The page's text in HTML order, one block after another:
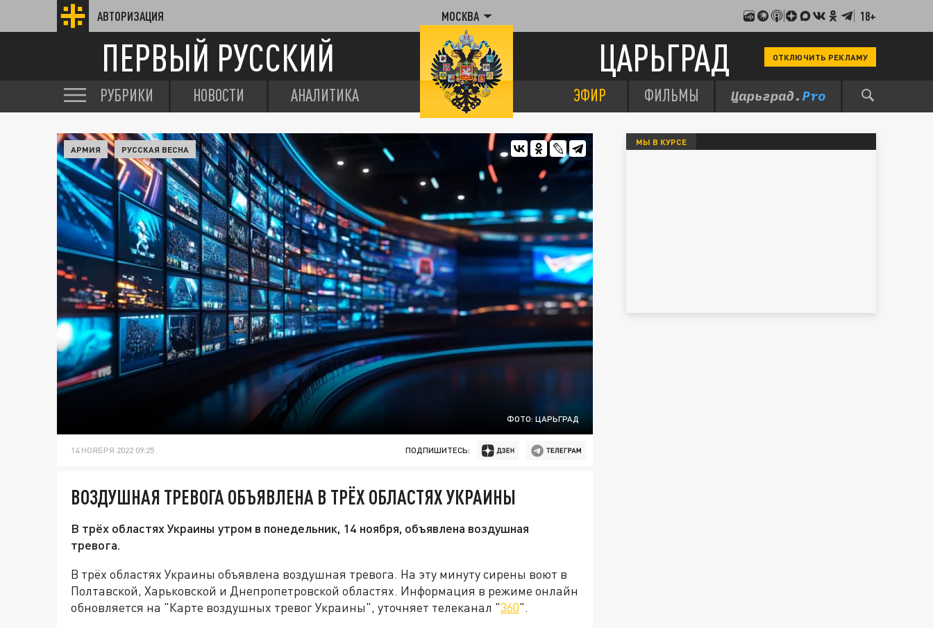
АВТОРИЗАЦИЯ МОСКВА 18+
ПЕРВЫЙ РУССКИЙ ЦАРЬГРАД ОТКЛЮЧИТЬ РЕКЛАМУ
РУБРИКИ НОВОСТИ АНАЛИТИКА ЭФИР ФИЛЬМЫ
ФОТО: ЦАРЬГРАД
АРМИЯ РУССКАЯ ВЕСНА
14 НОЯБРЯ 2022 09:25 ПОДПИШИТЕСЬ:
ВОЗДУШНАЯ ТРЕВОГА ОБЪЯВЛЕНА В ТРЁХ ОБЛАСТЯХ УКРАИНЫ
В трёх областях Украины утром в понедельник, 14 ноября, объявлена воздушная
тревога.
В трёх областях Украины объявлена воздушная тревога. На эту минуту сирены воют в
Полтавской, Харьковской и Днепропетровской областях. Информация в режиме онлайн
обновляется на "Карте воздушных тревог Украины", уточняет телеканал "360".
МЫ В КУРСЕ